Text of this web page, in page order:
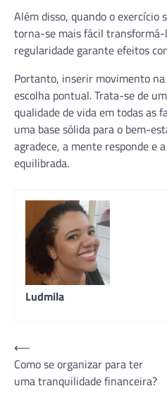
Além disso, quando o exercício
torna-se mais fácil transformá-
regularidade garante efeitos
Portanto, inserir movimento
escolha pontual. Trata-se de
qualidade de vida em todas as
uma base sólida para o bem-
agradece, a mente responde e
equilibrada.
Ludmila
Navegação
de
Post
⟵
Como se organizar para ter
uma tranquilidade financeira?